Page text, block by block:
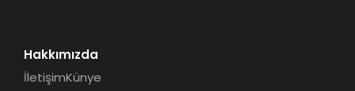
Hakkımızda
İletişimKünye